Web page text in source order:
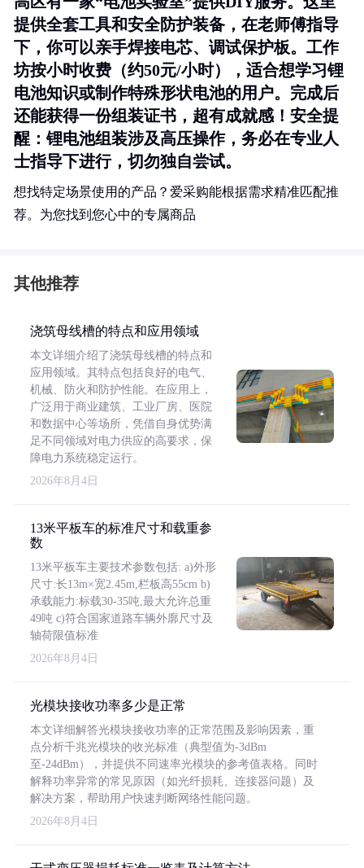
提供全套工具和安全防护装备，在老师傅指导
下，你可以亲手焊接电芯、调试保护板。工作
坊按小时收费（约50元/小时），适合想学习锂
电池知识或制作特殊形状电池的用户。完成后
还能获得一份组装证书，超有成就感！ 安全提
醒 ：锂电池组装涉及高压操作，务必在专业人
士指导下进行，切勿独自尝试。
想找特定场景使用的产品？爱采购能根据需求精准匹配推
荐。为您找到您心中的专属商品
其他推荐
浇筑母线槽的特点和应用领域
本文详细介绍了浇筑母线槽的特点和
应用领域。其特点包括良好的电气、
机械、防火和防护性能。在应用上，
广泛用于商业建筑、工业厂房、医院
和数据中心等场所，凭借自身优势满
足不同领域对电力供应的高要求，保
障电力系统稳定运行。
2026年8月4日
13米平板车的标准尺寸和载重参
数
13米平板车主要技术参数包括: a)外形
尺寸:长13m×宽2.45m,栏板高55cm b)
承载能力:标载30-35吨,最大允许总重
49吨 c)符合国家道路车辆外廓尺寸及
轴荷限值标准
2026年8月4日
光模块接收功率多少是正常
本文详细解答光模块接收功率的正常范围及影响因素，重
点分析千兆光模块的收光标准（典型值为-3dBm
至-24dBm），并提供不同速率光模块的参考值表格。同时
解释功率异常的常见原因（如光纤损耗、连接器问题）及
解决方案，帮助用户快速判断网络性能问题。
2026年8月4日